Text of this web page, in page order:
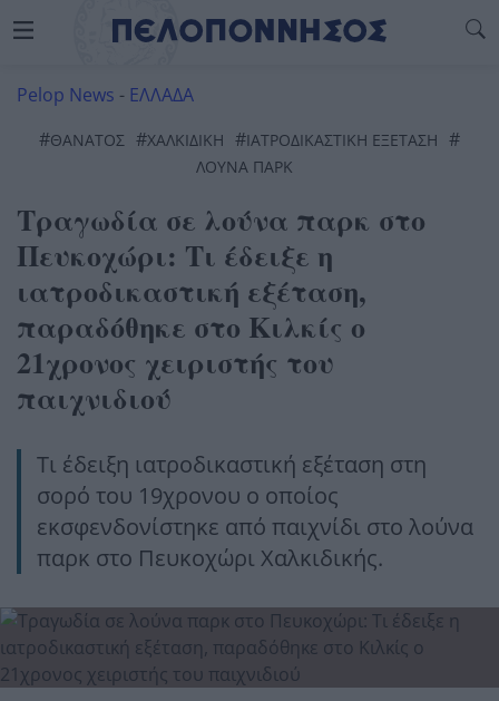
Pelop News - ΕΛΛΑΔΑ
#ΘΆΝΑΤΟΣ #ΧΑΛΚΙΔΙΚΉ #ΙΑΤΡΟΔΙΚΑΣΤΙΚΉ ΕΞΈΤΑΣΗ #
ΛΟΎΝΑ ΠΑΡΚ
Τραγωδία σε λούνα παρκ στο
Πευκοχώρι: Τι έδειξε η
ιατροδικαστική εξέταση,
παραδόθηκε στο Κιλκίς ο
21χρονος χειριστής του
παιχνιδιού
Τι έδειξη ιατροδικαστική εξέταση στη
σορό του 19χρονου ο οποίος
εκσφενδονίστηκε από παιχνίδι στο λούνα
παρκ στο Πευκοχώρι Χαλκιδικής.